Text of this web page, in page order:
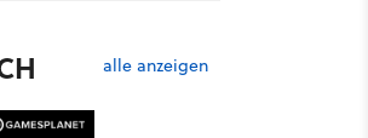
alle anzeigen